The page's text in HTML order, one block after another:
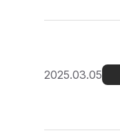
2025.03.05